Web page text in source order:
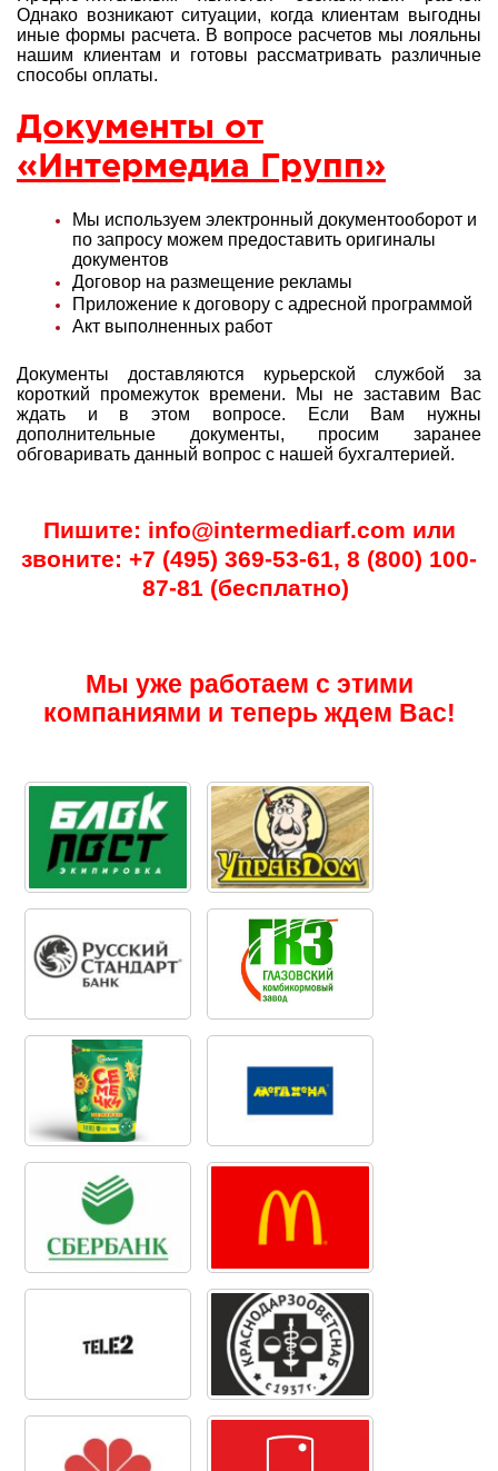
Однако возникают ситуации, когда клиентам выгодны
иные формы расчета. В вопросе расчетов мы лояльны
нашим клиентам и готовы рассматривать различные
способы оплаты.
Документы от
«Интермедиа Групп»
Мы используем электронный документооборот и
по запросу можем предоставить оригиналы
документов
Договор на размещение рекламы
Приложение к договору с адресной программой
Акт выполненных работ
Документы доставляются курьерской службой за
короткий промежуток времени. Мы не заставим Вас
ждать и в этом вопросе. Если Вам нужны
дополнительные документы, просим заранее
обговаривать данный вопрос с нашей бухгалтерией.
Пишите: info@intermediarf.com или
звоните: +7 (495) 369-53-61, 8 (800) 100-
87-81 (бесплатно)
Мы уже работаем с этими
компаниями и теперь ждем Вас!